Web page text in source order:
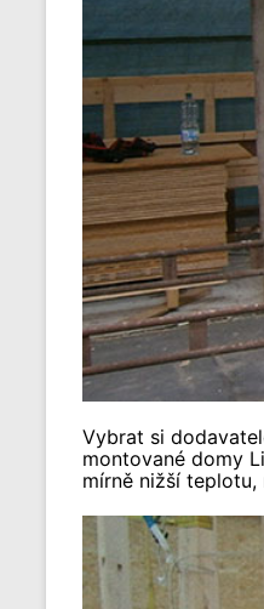
Vybrat si
montované domy
mírně nižší